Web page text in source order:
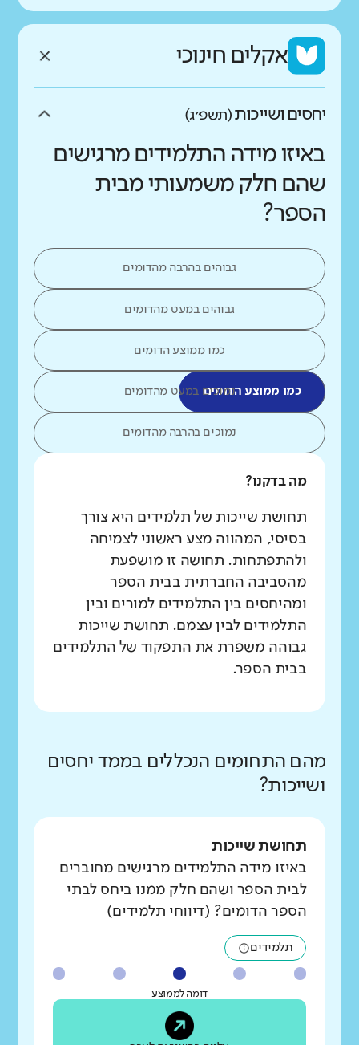
אקלים חינוכי
יחסים ושייכות(תשפ״ג)
באיזו מידה התלמידים מרגישים
שהם חלק משמעותי מבית
הספר?
גבוהים בהרבה מהדומים
גבוהים במעט מהדומים
כמו ממוצע הדומים
כמו ממוצע הדומיםנמוכים במעט מהדומים
נמוכים בהרבה מהדומים
מה בדקנו?
תחושת שייכות של תלמידים היא צורך
בסיסי, המהווה מצע ראשוני לצמיחה
ולהתפתחות. תחושה זו מושפעת
מהסביבה החברתית בבית הספר
ומהיחסים בין התלמידים למורים ובין
התלמידים לבין עצמם. תחושת שייכות
גבוהה משפרת את התפקוד של התלמידים
בבית הספר.
מהם התחומים הנכללים בממד יחסים
ושייכות?
תחושת שייכות
באיזו מידה התלמידים מרגישים מחוברים
לבית הספר ושהם חלק ממנו ביחס לבתי
הספר הדומים? (דיווחי תלמידים)
תלמידים
דומה לממוצע